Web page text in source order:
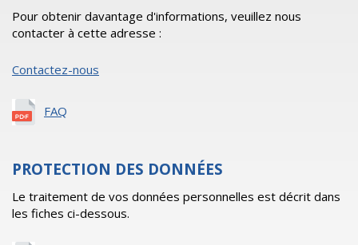
Pour obtenir davantage d'informations, veuillez nous
contacter à cette adresse :
Contactez-nous
FAQ
PROTECTION DES DONNÉES
Le traitement de vos données personnelles est décrit dans
les fiches ci-dessous.